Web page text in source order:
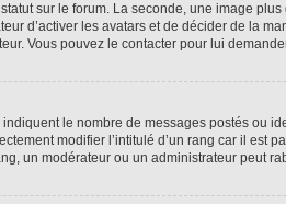
sur le forum. La seconde, une image
d’activer les avatars et de décider de la
Vous pouvez le contacter pour lui
le nombre de messages postés ou
modifier l’intitulé d’un rang car il est
un modérateur ou un administrateur peut